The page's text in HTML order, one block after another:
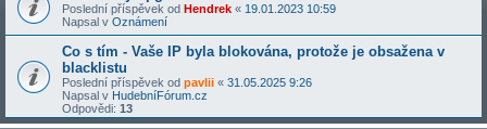
Poslední příspěvek od Hendrek « 19.01.2023 10:59
Napsal v Oznámení
Co s tím - Vaše IP byla blokována, protože je obsažena v
blacklistu
Poslední příspěvek od pavlii « 31.05.2025 9:26
Napsal v HudebníFórum.cz
Odpovědi: 13